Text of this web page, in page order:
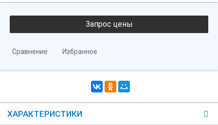
Сравнение Избранное
ХАРАКТЕРИСТИКИ